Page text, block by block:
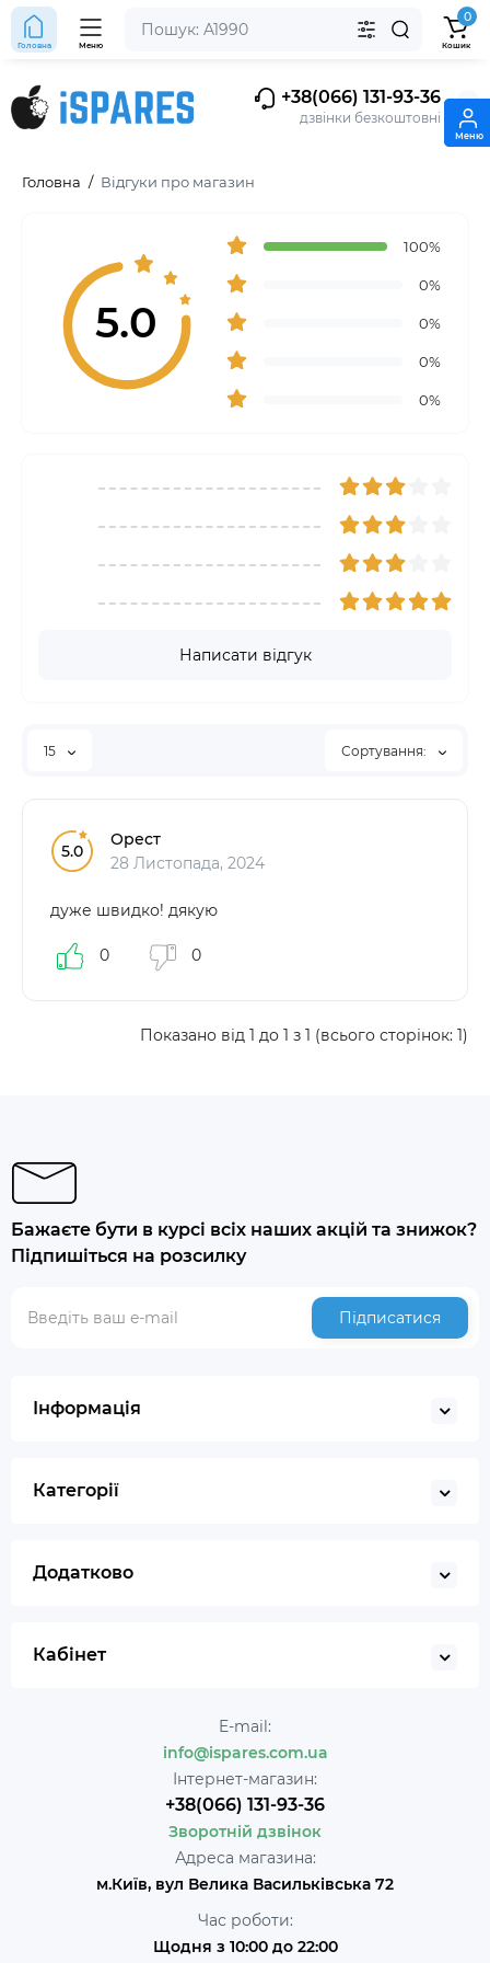
Меню
Меню
+38(066) 131-93-36
дзвінки безкоштовні
Головна Меню
0
Кошик
Головна Відгуки про магазин
5.0
100%
0%
0%
0%
0%
Написати відгук
15 Сортування:
5.0
Орест
28 Листопада, 2024
дуже швидко! дякую
0 0
Показано від 1 до 1 з 1 (всього сторінок: 1)
Бажаєте бути в курсі всіх наших акцій та знижок?
Підпишіться на розсилку
Підписатися
Інформація
Категорії
Додатково
Кабінет
E-mail:
info@ispares.com.ua
Інтернет-магазин:
+38(066) 131-93-36
Зворотній дзвінок
Адреса магазина:
м.Київ, вул Велика Васильківська 72
Час роботи:
Щодня з 10:00 до 22:00